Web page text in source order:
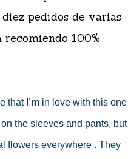
pedidos de varias
recomiendo 100%.
that I´m in love with this one
the sleeves and pants, but
flowers everywhere . They